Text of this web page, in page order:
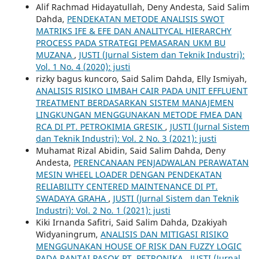
Alif Rachmad Hidayatullah, Deny Andesta, Said Salim
Dahda, PENDEKATAN METODE ANALISIS SWOT
MATRIKS IFE & EFE DAN ANALITYCAL HIERARCHY
PROCESS PADA STRATEGI PEMASARAN UKM BU
MUZANA , JUSTI (Jurnal Sistem dan Teknik Industri):
Vol. 1 No. 4 (2020): justi
rizky bagus kuncoro, Said Salim Dahda, Elly Ismiyah,
ANALISIS RISIKO LIMBAH CAIR PADA UNIT EFFLUENT
TREATMENT BERDASARKAN SISTEM MANAJEMEN
LINGKUNGAN MENGGUNAKAN METODE FMEA DAN
RCA DI PT. PETROKIMIA GRESIK , JUSTI (Jurnal Sistem
dan Teknik Industri): Vol. 2 No. 3 (2021): justi
Muhamat Rizal Abidin, Said Salim Dahda, Deny
Andesta, PERENCANAAN PENJADWALAN PERAWATAN
MESIN WHEEL LOADER DENGAN PENDEKATAN
RELIABILITY CENTERED MAINTENANCE DI PT.
SWADAYA GRAHA , JUSTI (Jurnal Sistem dan Teknik
Industri): Vol. 2 No. 1 (2021): justi
Kiki Irnanda Safitri, Said Salim Dahda, Dzakiyah
Widyaningrum, ANALISIS DAN MITIGASI RISIKO
MENGGUNAKAN HOUSE OF RISK DAN FUZZY LOGIC